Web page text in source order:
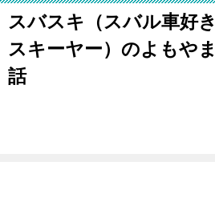
スバスキ（スバル車好き
スキーヤー）のよもやま
話